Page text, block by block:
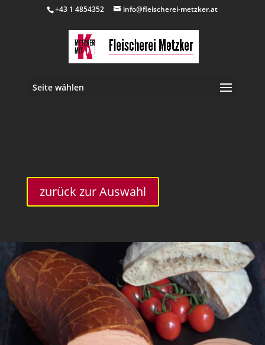
+43 1 4854352 info@fleischerei-metzker.at
Seite wählen
zurück zur Auswahl